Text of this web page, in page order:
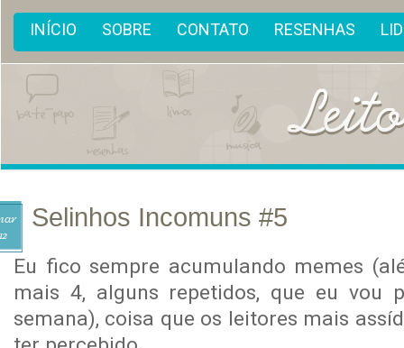
INÍCIO SOBRE CONTATO RESENHAS
Selinhos Incomuns #5
Eu fico sempre acumulando memes
mais 4, alguns repetidos, que eu vou
semana), coisa que os leitores mais